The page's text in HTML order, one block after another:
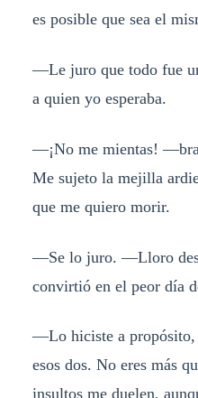
es posible que sea el
—Le juro que todo fue
a quien yo esperaba.
—¡No me mientas!
Me sujeto la mejilla
que me quiero morir.
—Se lo juro. —Lloro
convirtió en el peor día
—Lo hiciste a propósito,
esos dos. No eres más
insultos me duelen,